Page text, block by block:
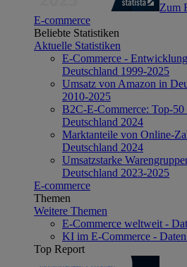
Zum
E-commerce
Beliebte Statistiken
Aktuelle Statistiken
E-Commerce -
Deutschland 1999-2025
Umsatz von Amazon in
2010-2025
B2C-E-Commerce: Top-50
Deutschland 2024
Marktanteile von Online-
Deutschland 2024
Umsatzstarke
Deutschland 2023-2025
E-commerce
Themen
Weitere Themen
E-Commerce weltweit -
KI im E-Commerce -
Top Report